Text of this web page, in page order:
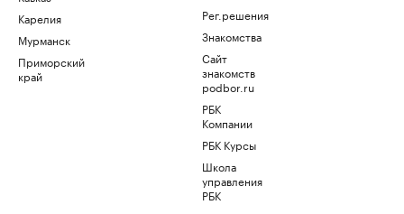
Карелия
Мурманск
Приморский
край
Рег.решения
Знакомства
Сайт
знакомств
podbor.ru
РБК
Компании
РБК Курсы
Школа
управления
РБК